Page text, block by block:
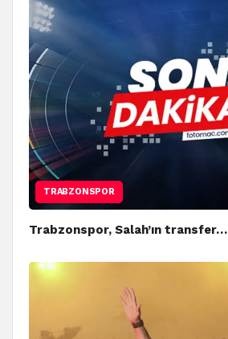
TRABZONSPOR
Trabzonspor, Salah’ın transfer…